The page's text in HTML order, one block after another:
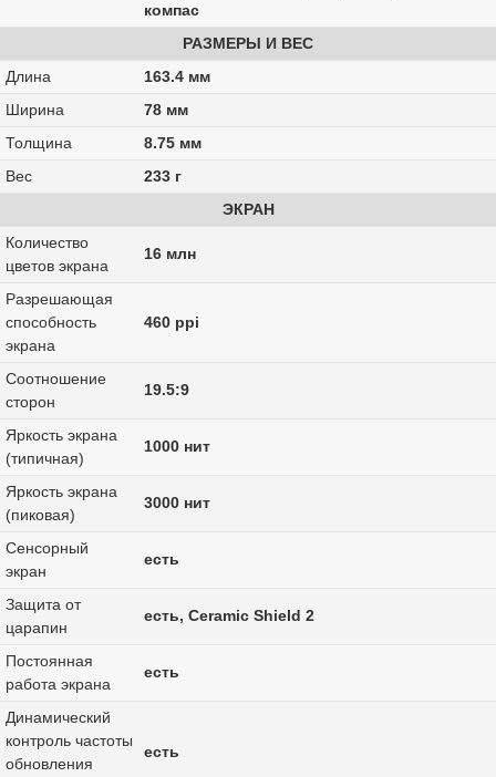
компас
РАЗМЕРЫ И ВЕС
Длина
163.4 мм
Ширина
78 мм
Толщина
8.75 мм
Вес
233 г
ЭКРАН
Количество
цветов экрана
16 млн
Разрешающая
способность
экрана
460 ppi
Соотношение
сторон
19.5:9
Яркость экрана
(типичная)
1000 нит
Яркость экрана
(пиковая)
3000 нит
Сенсорный
экран
есть
Защита от
царапин
есть, Ceramic Shield 2
Постоянная
работа экрана
есть
Динамический
контроль частоты
обновления
есть